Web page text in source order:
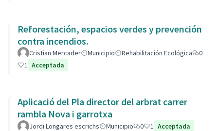
Reforestación, espacios verdes y prevención
contra incendios.
Cristian Mercader Municipio Rehabilitación Ecológica
0
1 Acceptada
Aplicació del Pla director del arbrat carrer
rambla Nova i garrotxa
Jordi Longares escrichs Municipio 0 1 Acceptada